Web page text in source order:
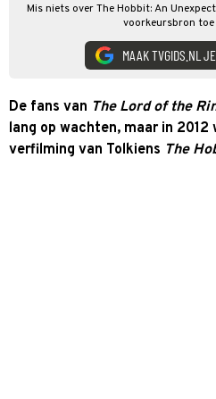
Mis niets over The Hobbit: An
voorkeursbron toe
MAAK TVGIDS.NL
De fans van The Lord of the
lang op wachten, maar in
verfilming van Tolkiens The